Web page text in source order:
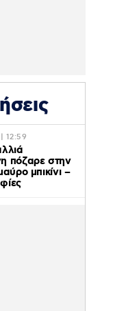
12:59
πόζαρε στην
μπικίνι –